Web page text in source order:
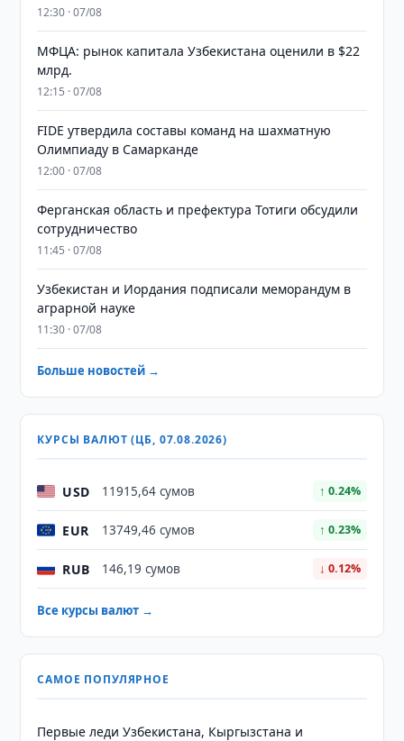
12:30 · 07/08
МФЦА: рынок капитала Узбекистана оценили в $22
млрд.
12:15 · 07/08
FIDE утвердила составы команд на шахматную
Олимпиаду в Самарканде
12:00 · 07/08
Ферганская область и префектура Тотиги обсудили
сотрудничество
11:45 · 07/08
Узбекистан и Иордания подписали меморандум в
аграрной науке
11:30 · 07/08
Больше новостей →
КУРСЫ ВАЛЮТ (ЦБ, 07.08.2026)
USD 11915,64 сумов ↑ 0.24%
EUR 13749,46 сумов ↑ 0.23%
RUB 146,19 сумов ↓ 0.12%
Все курсы валют →
САМОЕ ПОПУЛЯРНОЕ
Первые леди Узбекистана, Кыргызстана и